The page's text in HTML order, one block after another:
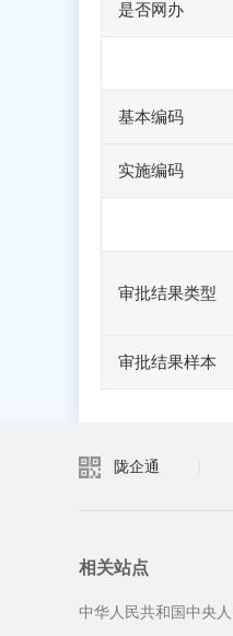
是否网办
基本编码
实施编码
审批结果类型
审批结果样本
陇企通
相关站点
中华人民共和国中央